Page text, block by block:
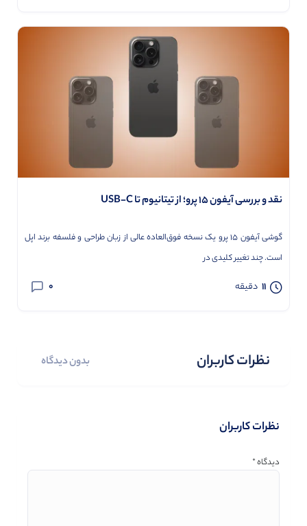
نقد و بررسی آیفون 15 پرو؛ از تیتانیوم تا USB-C
گوشی آیفون 15 پرو یک نسخه فوق‌العاده عالی از زبان طراحی و فلسفه برند اپل
است. چند تغییر کلیدی در
11 دقیقه 0
نظرات کاربران بدون دیدگاه
نظرات کاربران
دیدگاه*